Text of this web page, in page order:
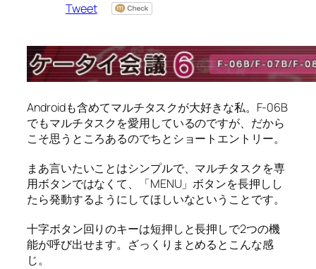
Tweet
Androidも含めてマルチタスクが大好きな私。F-06B
でもマルチタスクを愛用しているのですが、だから
こそ思うところあるのでちとショートエントリー。
まあ言いたいことはシンプルで、マルチタスクを専
用ボタンではなくて、「MENU」ボタンを長押しし
たら発動するようにしてほしいなということです。
十字ボタン回りのキーは短押しと長押しで2つの機
能が呼び出せます。ざっくりまとめるとこんな感
じ。